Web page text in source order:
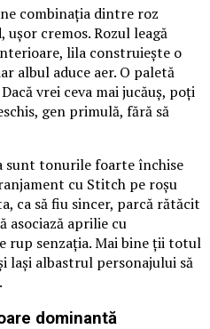
combinația dintre roz
cremos. Rozul leagă
lila construiește o
albul aduce aer. O paletă
vrei ceva mai jucăuș, poți
gen primulă, fără să
sunt tonurile foarte închise
cu Stitch pe roșu
ca să fiu sincer, parcă rătăcit
asociază aprilie cu
rup senzația. Mai bine ții totul
lași albastrul personajului să
dominantă